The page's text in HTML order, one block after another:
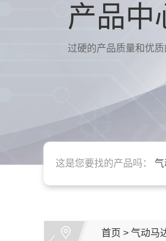
产品中
过硬的产品质量和优
这是您要找的产品吗： 气
首页 > 气动马